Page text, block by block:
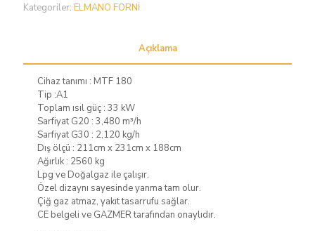
Kategoriler: ELMANO FORNİ
Açıklama
Cihaz tanımı : MTF 180
Tip :A1
Toplam ısıl güç : 33 kW
Sarfiyat G20 : 3,480 m³/h
Sarfiyat G30 : 2,120 kg/h
Dış ölçü : 211cm x 231cm x 188cm
Ağırlık : 2560 kg
Lpg ve Doğalgaz ile çalışır.
Özel dizaynı sayesinde yanma tam olur.
Çiğ gaz atmaz, yakıt tasarrufu sağlar.
CE belgeli ve GAZMER tarafından onaylıdır.